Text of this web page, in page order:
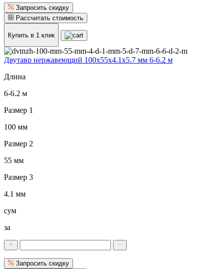
Запросить скидку
Рассчитать стоимость
Купить в 1 клик
Двутавр нержавеющий 100x55x4.1x5.7 мм 6-6.2 м
Длина
6-6.2 м
Размер 1
100 мм
Размер 2
55 мм
Размер 3
4.1 мм
сум
за
Запросить скидку